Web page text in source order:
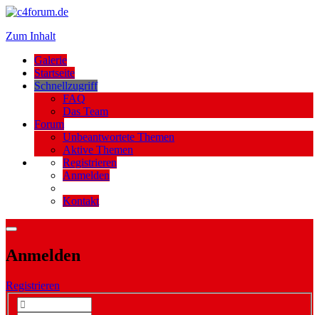
Zum Inhalt
Galerie
Startseite
Schnellzugriff
FAQ
Das Team
Forum
Unbeantwortete Themen
Aktive Themen
Registrieren
Anmelden
Kontakt
Anmelden
Registrieren